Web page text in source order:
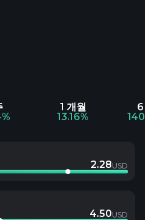
1 개월
13.16%
6
2.28USD
4.50USD